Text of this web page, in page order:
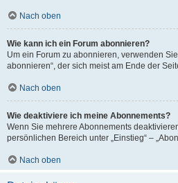
Nach oben
Wie kann ich ein Forum abonnieren?
Um ein Forum zu abonnieren, verwenden
abonnieren“, der sich meist am Ende der
Nach oben
Wie deaktiviere ich meine Abonnements?
Wenn Sie mehrere Abonnements
persönlichen Bereich unter „Einstieg“ –
Nach oben